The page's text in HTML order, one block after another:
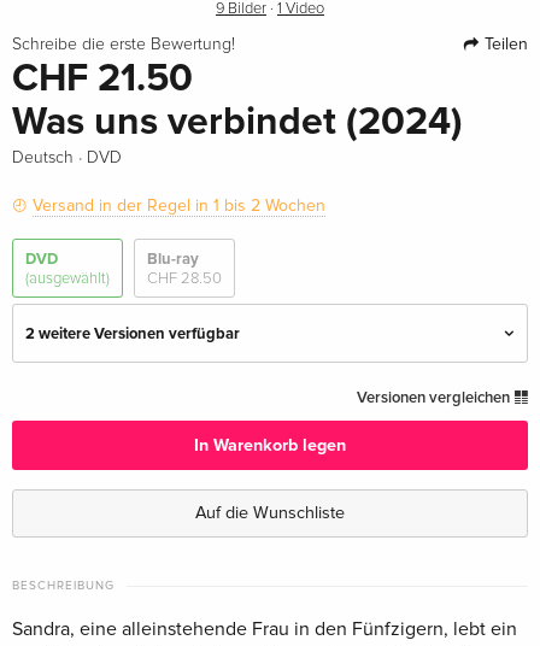
9 Bilder· 1 Video
Schreibe die erste Bewertung! Teilen
CHF 21.50
Was uns verbindet (2024)
Deutsch · DVD
Versand in der Regel in 1 bis 2 Wochen
DVD
(ausgewählt)
Blu-ray
CHF 28.50
2 weitere Versionen verfügbar
Deutsch
CHF 21.50
Standard Edition
CHF 28.50
Italienisch
Versionen vergleichen
In Warenkorb legen
Auf die Wunschliste
BESCHREIBUNG
Sandra, eine alleinstehende Frau in den Fünfzigern, lebt ein